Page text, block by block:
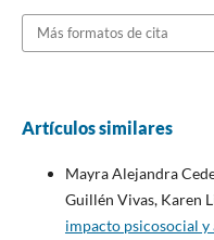
Más formatos de cita
Artículos similares
Mayra Alejandra
Guillén Vivas, Karen
impacto psicosocial